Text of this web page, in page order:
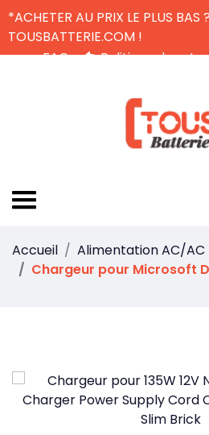
*ACHETER AU PRIX LE PLUS BAS
TOUSBATTERIE.COM !
FAQ
Politique de
Accueil Alimentation AC/AC
Chargeur pour Microsoft